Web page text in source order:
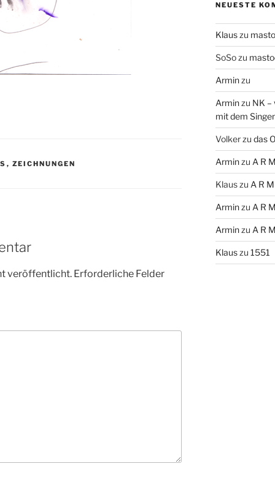
, ZEICHNUNGEN
veröffentlicht. Erforderliche Felder
NEUESTE
Klauszu
SoSozu
Arminzu
Arminzu NK –
mit dem
Volkerzu das
Arminzu A R
Klauszu A R
Arminzu A R
Arminzu A R
Klauszu 1551